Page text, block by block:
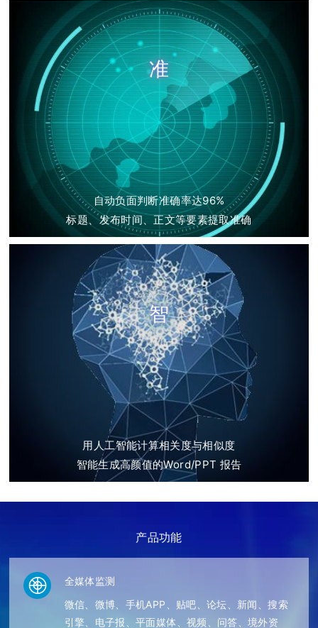
准
自动负面判断准确率达96%
标题、发布时间、正文等要素提取准确
智
用人工智能计算相关度与相似度
智能生成高颜值的Word/PPT 报告
产品功能
全媒体监测
微信、微博、手机APP、贴吧、论坛、新闻、搜索
引擎、电子报、平面媒体、视频、问答、境外资